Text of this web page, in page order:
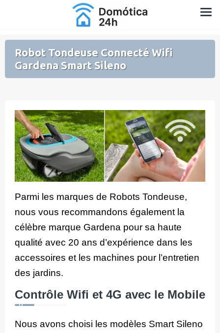
Domotique pour la Maison et le Jardin
Robot Tondeuse Connecté Wifi
Gardena Smart Sileno
Parmi les marques de Robots Tondeuse,
nous vous recommandons également la
célèbre marque Gardena pour sa haute
qualité avec 20 ans d’expérience dans les
accessoires et les machines pour l’entretien
des jardins.
Contrôle Wifi et 4G avec le Mobile
Nous avons choisi les modèles Smart Sileno